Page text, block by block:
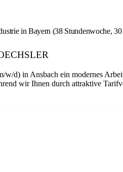
in Bayern (38 Stundenwoche,
d) in Ansbach ein modernes
wir Ihnen durch attraktive